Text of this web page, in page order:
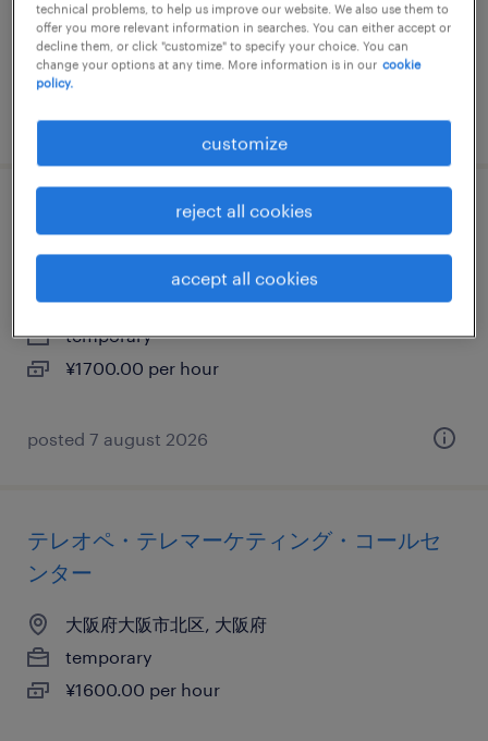
temporary
¥1500.00 per hour
posted 7 august 2026
it・web系のテレオペ・テレマーケティン
グ・コールセンター
大阪府大阪市中央区, 大阪府
temporary
¥1700.00 per hour
posted 7 august 2026
テレオペ・テレマーケティング・コールセ
ンター
大阪府大阪市北区, 大阪府
temporary
¥1600.00 per hour
technical problems, to help us improve our website. We also use them to
offer you more relevant information in searches. You can either accept or
decline them, or click "customize" to specify your choice. You can
change your options at any time. More information is in our cookie
policy.
customize
reject all cookies
accept all cookies